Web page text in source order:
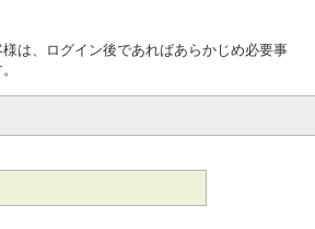
は、ログイン後であればあらかじめ必要事